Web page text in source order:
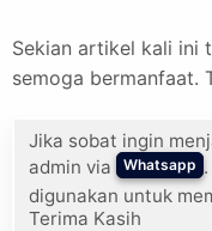
Sekian artikel kali ini
semoga bermanfaat.
Jika sobat ingin
admin via
Whatsapp
digunakan untuk
Terima Kasih